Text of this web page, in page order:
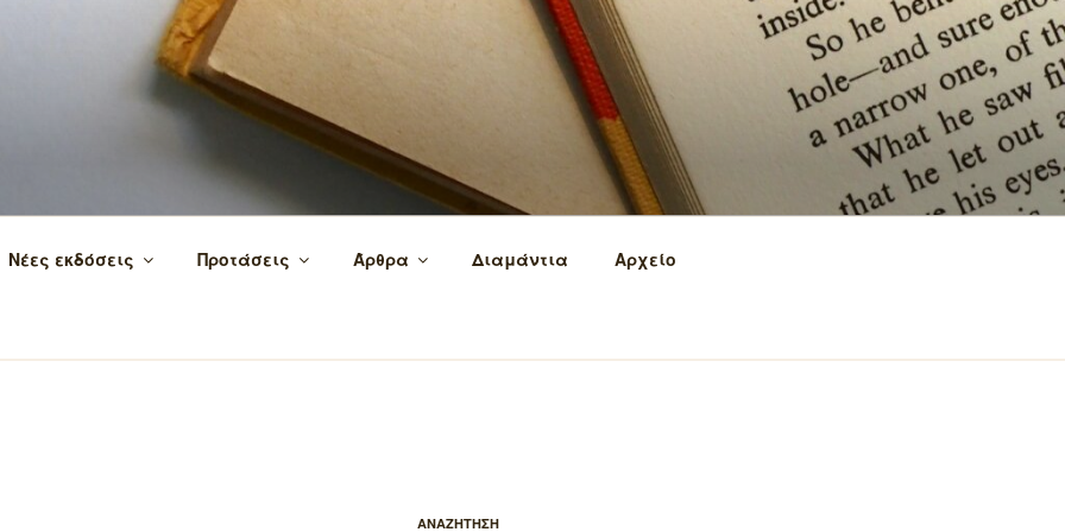
τα βιβλία και τη γνώση!
Νέες εκδόσεις Προτάσεις Άρθρα Διαμάντια Αρχείο
ΑΝΑΖΗΤΗΣΗ